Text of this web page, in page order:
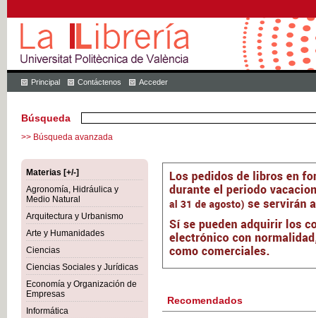
Principal Contáctenos Acceder
Búsqueda
>> Búsqueda avanzada
Materias [+/-]
Agronomía, Hidráulica y
Medio Natural
Arquitectura y Urbanismo
Arte y Humanidades
Ciencias
Ciencias Sociales y Jurídicas
Economía y Organización de
Empresas
Informática
Recomendados